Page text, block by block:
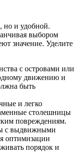
но и удобной.
выбором
значение. Уделите
с островами или
движению и
быть
и легко
столешницы
повреждениям.
с выдвижными
оптимизации
порядок и